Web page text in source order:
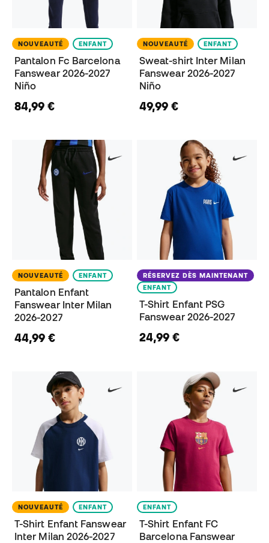
NOUVEAUTÉ ENFANT
Pantalon Fc Barcelona
Fanswear 2026-2027
Niño
84,99 €
NOUVEAUTÉ ENFANT
Sweat-shirt Inter Milan
Fanswear 2026-2027
Niño
49,99 €
NOUVEAUTÉ ENFANT
Pantalon Enfant
Fanswear Inter Milan
2026-2027
44,99 €
RÉSERVEZ DÈS MAINTENANT
ENFANT
T-Shirt Enfant PSG
Fanswear 2026-2027
24,99 €
NOUVEAUTÉ ENFANT
T-Shirt Enfant Fanswear
Inter Milan 2026-2027
ENFANT
T-Shirt Enfant FC
Barcelona Fanswear